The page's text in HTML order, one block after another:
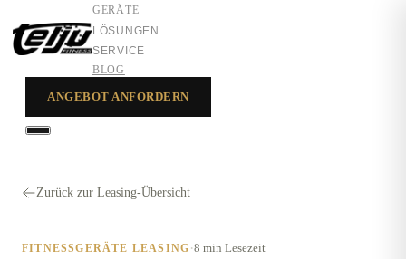
GERÄTE
LÖSUNGEN
SERVICE
BLOG
ANGEBOT ANFORDERN
LÖSUNGEN
Zurück zur Leasing-Übersicht
FITNESSGERÄTE LEASING ·8 min Lesezeit